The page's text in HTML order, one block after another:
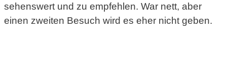
sehenswert und zu empfehlen. War nett, aber
einen zweiten Besuch wird es eher nicht geben.